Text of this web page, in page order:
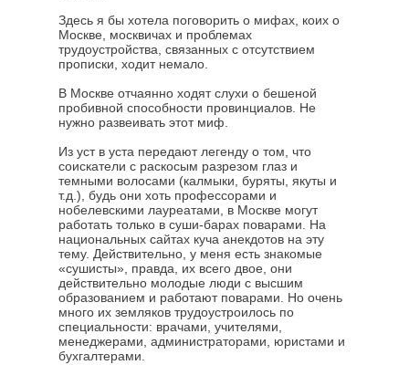
Здесь я бы хотела поговорить о мифах, коих о
Москве, москвичах и проблемах
трудоустройства, связанных с отсутствием
прописки, ходит немало.
В Москве отчаянно ходят слухи о бешеной
пробивной способности провинциалов. Не
нужно развеивать этот миф.
Из уст в уста передают легенду о том, что
соискатели с раскосым разрезом глаз и
темными волосами (калмыки, буряты, якуты и
т.д.), будь они хоть профессорами и
нобелевскими лауреатами, в Москве могут
работать только в суши-барах поварами. На
национальных сайтах куча анекдотов на эту
тему. Действительно, у меня есть знакомые
«сушисты», правда, их всего двое, они
действительно молодые люди с высшим
образованием и работают поварами. Но очень
много их земляков трудоустроилось по
специальности: врачами, учителями,
менеджерами, администраторами, юристами и
бухгалтерами.